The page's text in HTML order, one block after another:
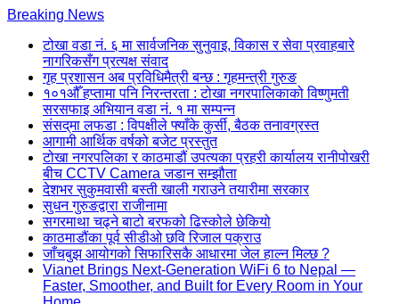
Skip
content
(Press
Enter)
Breaking News
टोखा वडा नं. ६ मा सार्वजनिक सुनुवाइ, विकास र सेवा प्रवाहबारे
नागरिकसँग प्रत्यक्ष संवाद
गृह प्रशासन अब प्रविधिमैत्री बन्छ : गृहमन्त्री गुरुङ
१०१औँ हप्तामा पनि निरन्तरता : टोखा नगरपालिकाको विष्णुमती
सरसफाइ अभियान वडा नं. १ मा सम्पन्न
संसद्‌मा लफडा : विपक्षीले फ्याँके कुर्सी, बैठक तनावग्रस्त
आगामी आर्थिक वर्षको बजेट प्रस्तुत
टोखा नगरपलिका र काठमाडौं उपत्यका प्रहरी कार्यालय रानीपोखरी
बीच CCTV Camera जडान सम्झौता
देशभर सुकुमवासी बस्ती खाली गराउने तयारीमा सरकार
सुधन गुरुङद्वारा राजीनामा
सगरमाथा चढ्ने बाटो बरफको ढिस्कोले छेकियो
काठमाडौंका पूर्व सीडीओ छवि रिजाल पक्राउ
जाँचबुझ आयोगको सिफारिसकै आधारमा जेल हाल्न मिल्छ ?
Vianet Brings Next-Generation WiFi 6 to Nepal —
Faster, Smoother, and Built for Every Room in Your